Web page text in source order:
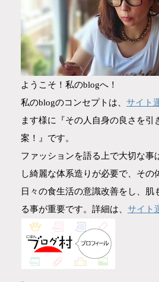
ようこそ！私のblogへ！
私のblogのコンセプトは、 サイト
ます様に『その人自身の良さを引
案！』です。
ファッションを語る上で大切な事
し綺麗な体系造りが必要で、その
日々の食生活の意識改善をし、肌
る事が重要です。詳細は、 サイト